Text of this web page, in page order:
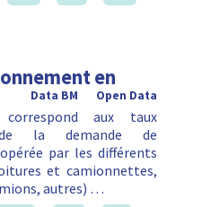
en
Open Data
Data BM
aux taux
la demande de
par les différents
et camionnettes,
autres) …